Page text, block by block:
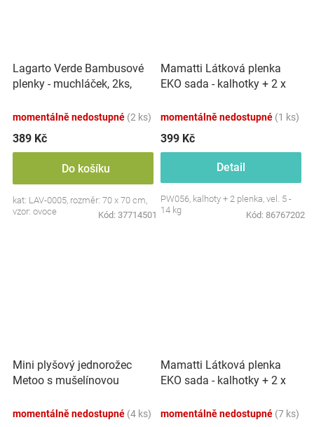
Lagarto Verde Bambusové
plenky - muchláček, 2ks,
momentálně nedostupné (2 ks)
389 Kč
Do košíku
kat: LAV-0005, rozměr: 70 x 70 cm,
vzor: ovoce
Kód: 37714501
Mamatti Látková plenka
EKO sada - kalhotky + 2 x
momentálně nedostupné (1 ks)
399 Kč
Detail
PW056, kalhoty + 2 plenka, vel. 5 -
14 kg
Kód: 86767202
Mini plyšový jednorožec
Metoo s mušelínovou
momentálně nedostupné (4 ks)
Mamatti Látková plenka
EKO sada - kalhotky + 2 x
kg
momentálně nedostupné (7 ks)